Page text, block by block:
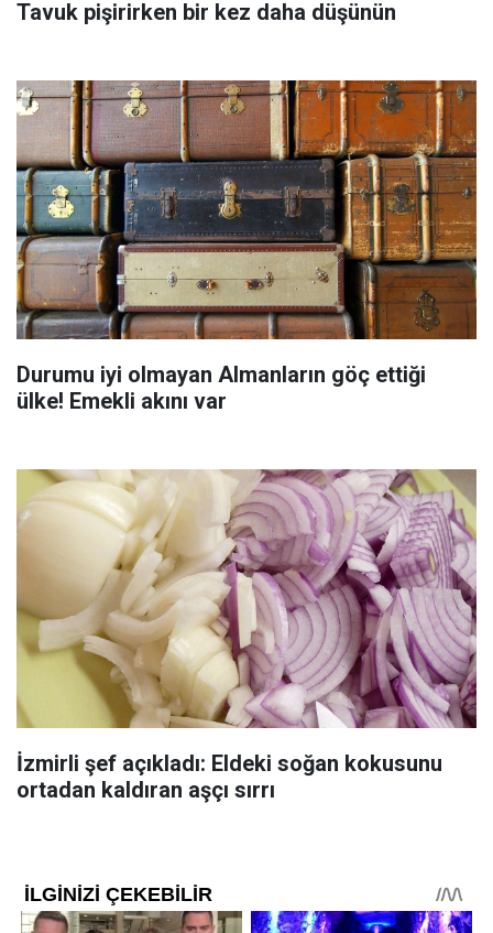
Tavuk pişirirken bir kez daha düşünün
Durumu iyi olmayan Almanların göç ettiği
ülke! Emekli akını var
İzmirli şef açıkladı: Eldeki soğan kokusunu
ortadan kaldıran aşçı sırrı